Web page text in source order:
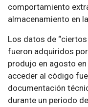
comportamiento
almacenamiento en
Los datos de
fueron adquiridos
produjo en agosto
acceder al código
documentación
durante un periodo